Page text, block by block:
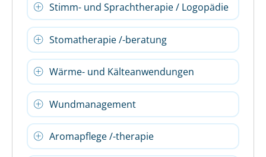
Stimm- und Sprachtherapie / Logopädie
Stomatherapie /-beratung
Wärme- und Kälteanwendungen
Wundmanagement
Aromapflege /-therapie